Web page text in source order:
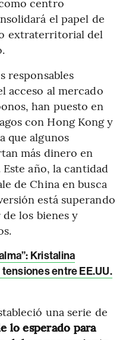
el papel de
extraterritorial del
responsables
acceso al mercado
han puesto en
con Hong Kong y
que algunos
más dinero en
año, la cantidad
de China en busca
está superando
los bienes y
Kristalina
entre EE.UU.
una serie de
lo esperado para